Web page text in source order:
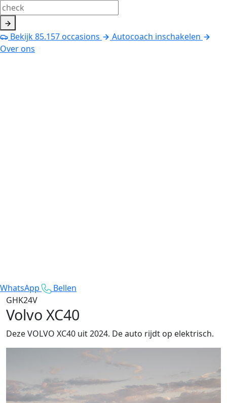
Bekijk85.157occasions
Autocoach inschakelen
Over ons
WhatsApp
Bellen
GHK24V
Volvo XC40
Deze VOLVO XC40 uit 2024. De auto rijdt op elektrisch.